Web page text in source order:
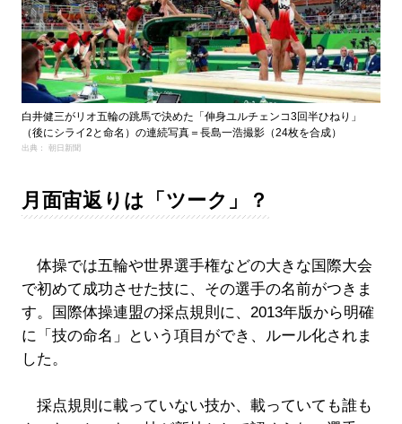
白井健三がリオ五輪の跳馬で決めた「伸身ユルチェンコ3回半ひねり」
（後にシライ2と命名）の連続写真＝長島一浩撮影（24枚を合成）
出典： 朝日新聞
月面宙返りは「ツーク」？
体操では五輪や世界選手権などの大きな国際大会
で初めて成功させた技に、その選手の名前がつきま
す。国際体操連盟の採点規則に、2013年版から明確
に「技の命名」という項目ができ、ルール化されま
した。
採点規則に載っていない技か、載っていても誰も